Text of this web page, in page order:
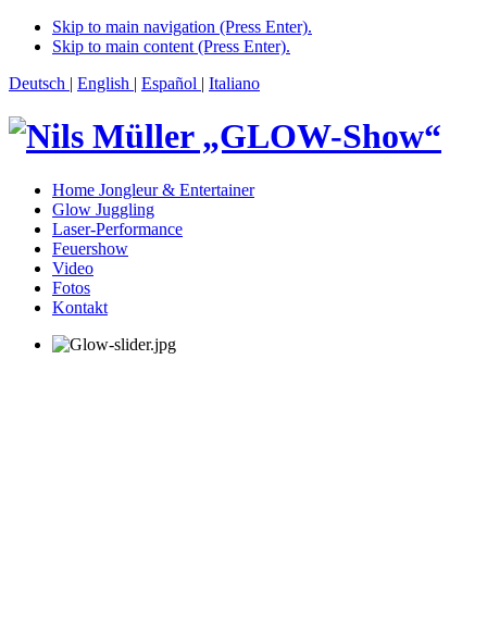
Skip to main navigation (Press Enter).
Skip to main content (Press Enter).
Deutsch | English | Español | Italiano
Home Jongleur & Entertainer
Glow Juggling
Laser-Performance
Feuershow
Video
Fotos
Kontakt